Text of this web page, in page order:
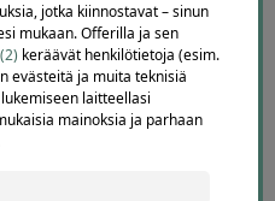
jotka kiinnostavat – sinun
mukaan. Offerilla ja sen
keräävät henkilötietoja (esim.
evästeitä ja muita teknisiä
laitteellasi
mainoksia ja parhaan